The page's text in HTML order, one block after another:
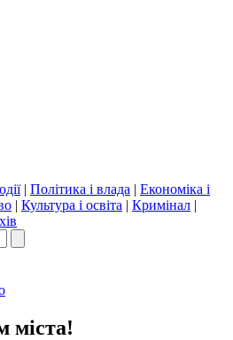
| Політика і влада | Економіка і
| Культура і освіта | Кримінал |
міста!